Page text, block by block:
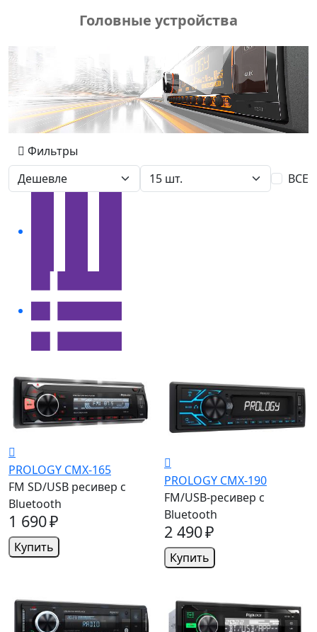
Головные устройства
Фильтры
ВСЕ
PROLOGY CMX-165
FM SD/USB ресивер с
Bluetooth
1 690 ₽
Купить
PROLOGY CMX-190
FM/USB-ресивер с
Bluetooth
2 490 ₽
Купить